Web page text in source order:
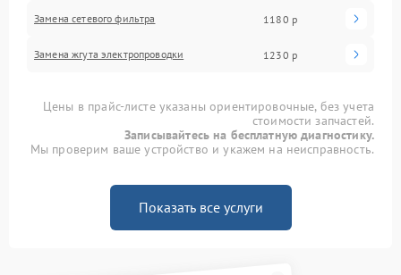
Замена сетевого фильтра 1180 р
Замена жгута электропроводки 1230 р
Цены в прайс-листе указаны ориентировочные, без учета
стоимости запчастей.
Записывайтесь на бесплатную диагностику.
Мы проверим ваше устройство и укажем на неисправность.
Показать все услуги